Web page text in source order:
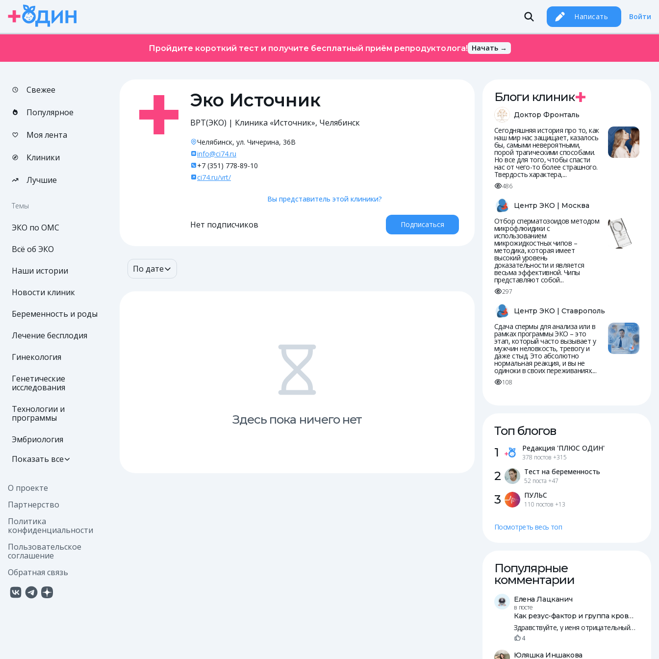
Написать Войти
Пройдите короткий тест и получите бесплатный приём репродуктолога! Начать →
Свежее
Популярное
Моя лента
Клиники
Лучшие
Темы
ЭКО по ОМС
Всё об ЭКО
Наши истории
Новости клиник
Беременность и роды
Лечение бесплодия
Гинекология
Генетические
исследования
Технологии и
программы
Эмбриология
Показать все
О проекте
Партнерство
Политика
конфиденциальности
Пользовательское
соглашение
Обратная связь
Эко Источник
ВРТ(ЭКО) | Клиника «Источник», Челябинск
Челябинск, ул. Чичерина, 36В
info@ci74.ru
+7 (351) 778-89-10
ci74.ru/vrt/
Вы представитель этой клиники?
Нет подписчиков Подписаться
По дате
Здесь пока ничего нет
Блоги клиник
Доктор Фронталь
Сегодняшняя история про то, как
наш мир нас защищает, казалось
бы, самыми невероятными,
порой трагическими способами.
Но все для того, чтобы спасти
нас от чего-то более страшного.
Твердость характера,...
486
Центр ЭКО | Москва
Отбор сперматозоидов методом
микрофлюидики с
использованием
микрожидкостных чипов –
методика, которая имеет
высокий уровень
доказательности и является
весьма эффективной. Чипы
представляют собой...
297
Центр ЭКО | Ставрополь
Сдача спермы для анализа или в
рамках программы ЭКО – это
этап, который часто вызывает у
мужчин неловкость, тревогу и
даже стыд. Это абсолютно
нормальная реакция, и вы не
одиноки в своих переживаниях....
108
Топ блогов
1
Редакция 'ПЛЮС ОДИН'
378 постов+315
2 Тест на беременность
52 поста+47
3 ПУЛЬС
110 постов+13
Посмотреть весь топ
Популярные
комментарии
Елена Лацканич
в посте
Как резус-фактор и группа крови влияют на зачатие и беременность
Здравствуйте, у иеня отрицательный резус, у мужа положительны. Пятеро общих детей, младшей уде 14 лет.
4
Юляшка Иншакова